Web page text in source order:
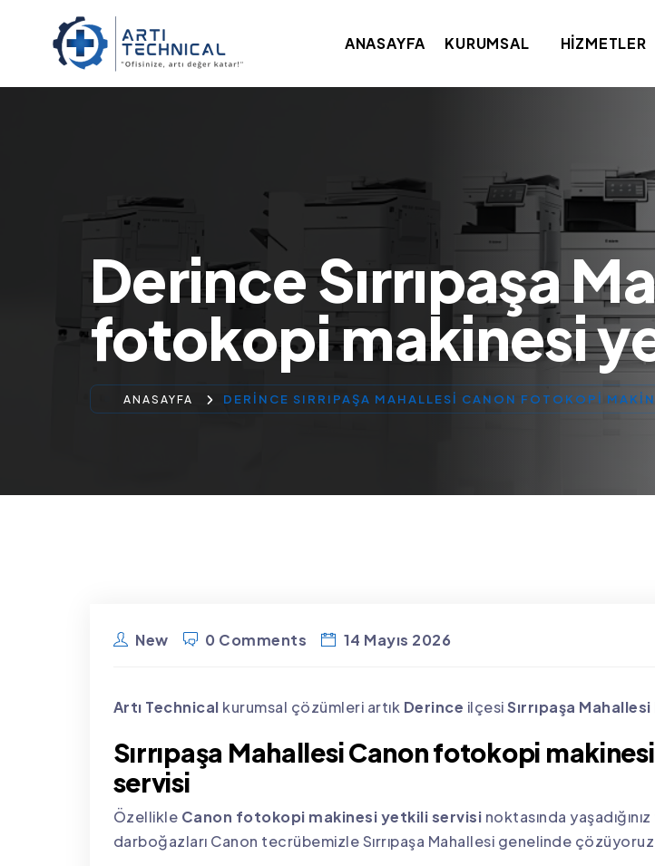
ANASAYFA KURUMSAL HIZMETLER
Derince Sırrıpaşa
fotokopi makinesi
ANASAYFA DERINCE SIRRIPAŞA MAHALLESI CANON FOTOKOPI
New 0 Comments 14 Mayıs 2026
Artı Technical kurumsal çözümleri artık Derince ilçesiSırrıpaşa Mahallesi
Sırrıpaşa Mahallesi Canon fotokopi
servisi
Özellikle Canon fotokopi makinesi yetkili servisi noktasında
darboğazları Canon tecrübemizle Sırrıpaşa Mahallesi genelinde